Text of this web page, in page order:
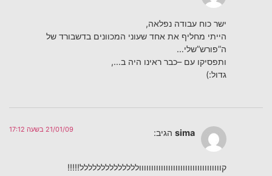
ישר כוח עבודה נפלאה,
הייתי מחליף את אחד שעוני המכוונים בדשבורד של
ה”פורש”שלי…
ותפסיקו עם –כבר ראינו היה ב…,
גדול:)
sima הגיב: 21/01/09 בשעה 17:12
קוווווווווווווווווווווווווווווווווולללללללללללללל!!!!!